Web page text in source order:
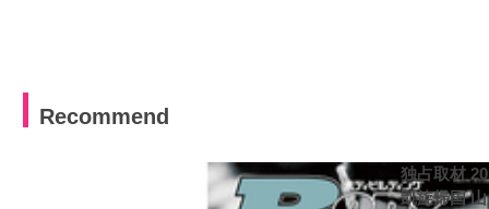
Recommend
独占取材
凱旋帰国